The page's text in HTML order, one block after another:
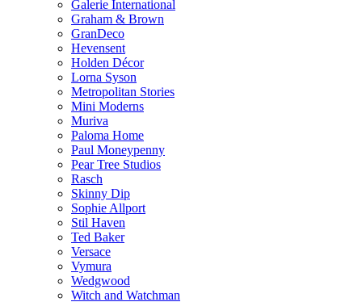
Galerie International
Graham & Brown
GranDeco
Hevensent
Holden Décor
Lorna Syson
Metropolitan Stories
Mini Moderns
Muriva
Paloma Home
Paul Moneypenny
Pear Tree Studios
Rasch
Skinny Dip
Sophie Allport
Stil Haven
Ted Baker
Versace
Vymura
Wedgwood
Witch and Watchman